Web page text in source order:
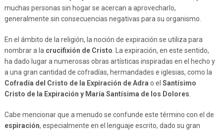
muchas personas sin hogar se acercan a aprovecharlo,
generalmente sin consecuencias negativas para su organismo.
En el ámbito de la religión, la noción de expiración se utiliza para
nombrar a la crucifixión de Cristo . La expiración, en este sentido,
ha dado lugar a numerosas obras artísticas inspiradas en el hecho y
a una gran cantidad de cofradías, hermandades e iglesias, como la
Cofradía del Cristo de la Expiración de Adra o el Santísimo
Cristo de la Expiración y María Santísima de los Dolores
Cabe mencionar que a menudo se confunde este término con el de
espiración, especialmente en el lenguaje escrito, dado su gran